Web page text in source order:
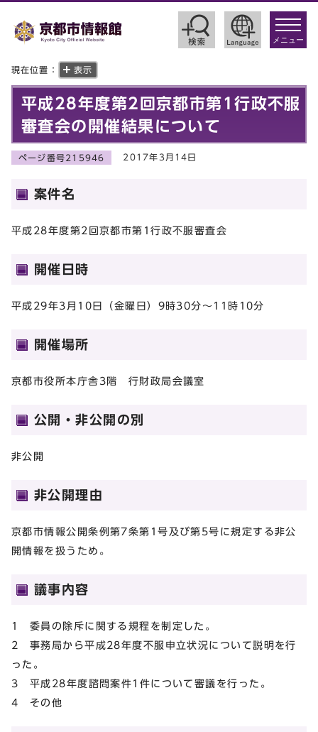
toggle
メニュー
現在位置： 表示
平成28年度第2回京都市第1行政不服
審査会の開催結果について
ページ番号215946 2017年3月14日
案件名
平成28年度第2回京都市第1行政不服審査会
開催日時
平成29年3月10日（金曜日）9時30分～11時10分
開催場所
京都市役所本庁舎3階 行財政局会議室
公開・非公開の別
非公開
非公開理由
京都市情報公開条例第7条第1号及び第5号に規定する非公
開情報を扱うため。
議事内容
1 委員の除斥に関する規程を制定した。
2 事務局から平成28年度不服申立状況について説明を行
った。
3 平成28年度諮問案件1件について審議を行った。
4 その他